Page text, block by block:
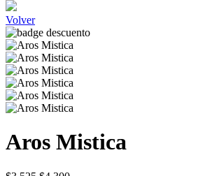
Volver
Aros Mistica